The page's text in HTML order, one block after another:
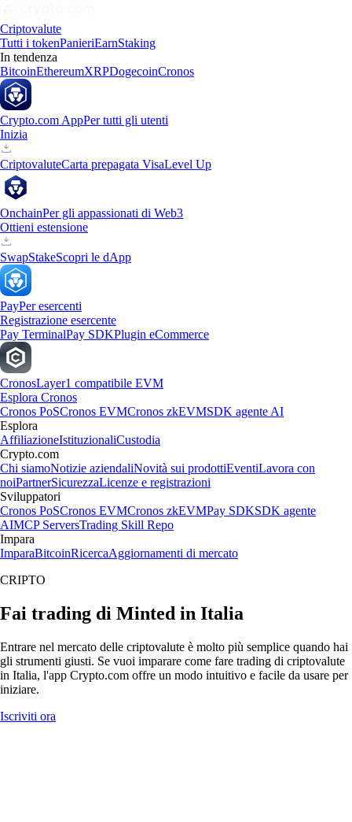
Criptovalute
Tutti i tokenPanieriEarnStaking
In tendenza
BitcoinEthereumXRPDogecoinCronos
Crypto.com AppPer tutti gli utenti
Inizia
CriptovaluteCarta prepagata VisaLevel Up
OnchainPer gli appassionati di Web3
Ottieni estensione
SwapStakeScopri le dApp
PayPer esercenti
Registrazione esercente
Pay TerminalPay SDKPlugin eCommerce
CronosLayer1 compatibile EVM
Esplora Cronos
Cronos PoSCronos EVMCronos zkEVMSDK agente AI
Esplora
AffiliazioneIstituzionaliCustodia
Crypto.com
Chi siamoNotizie aziendaliNovità sui prodottiEventiLavora con
noiPartnerSicurezzaLicenze e registrazioni
Sviluppatori
Cronos PoSCronos EVMCronos zkEVMPay SDKSDK agente
AIMCP ServersTrading Skill Repo
Impara
ImparaBitcoinRicercaAggiornamenti di mercato
CRIPTO
Fai trading di Minted in Italia
Entrare nel mercato delle criptovalute è molto più semplice quando hai
gli strumenti giusti. Se vuoi imparare come fare trading di criptovalute
in Italia, l'app Crypto.com offre un modo intuitivo e facile da usare per
iniziare.
Iscriviti ora